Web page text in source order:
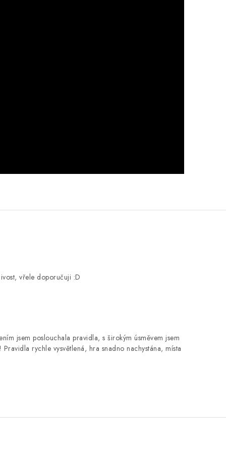
vřele doporučuji :D
jsem poslouchala pravidla, s širokým úsměvem jsem
rychle vysvětlená, hra snadno nachystána, místa